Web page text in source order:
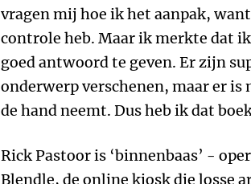
vragen mij hoe ik het aanpak,
controle heb. Maar ik merkte dat
goed antwoord te geven. Er zijn
onderwerp verschenen, maar er
de hand neemt. Dus heb ik dat
Rick Pastoor is ‘binnenbaas’ ‒
Blendle, de online kiosk die losse